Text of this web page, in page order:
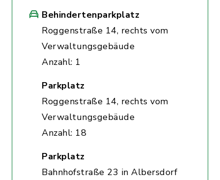
Behindertenparkplatz
Roggenstraße 14, rechts vom
Verwaltungsgebäude
Anzahl: 1
Parkplatz
Roggenstraße 14, rechts vom
Verwaltungsgebäude
Anzahl: 18
Parkplatz
Bahnhofstraße 23 in Albersdorf